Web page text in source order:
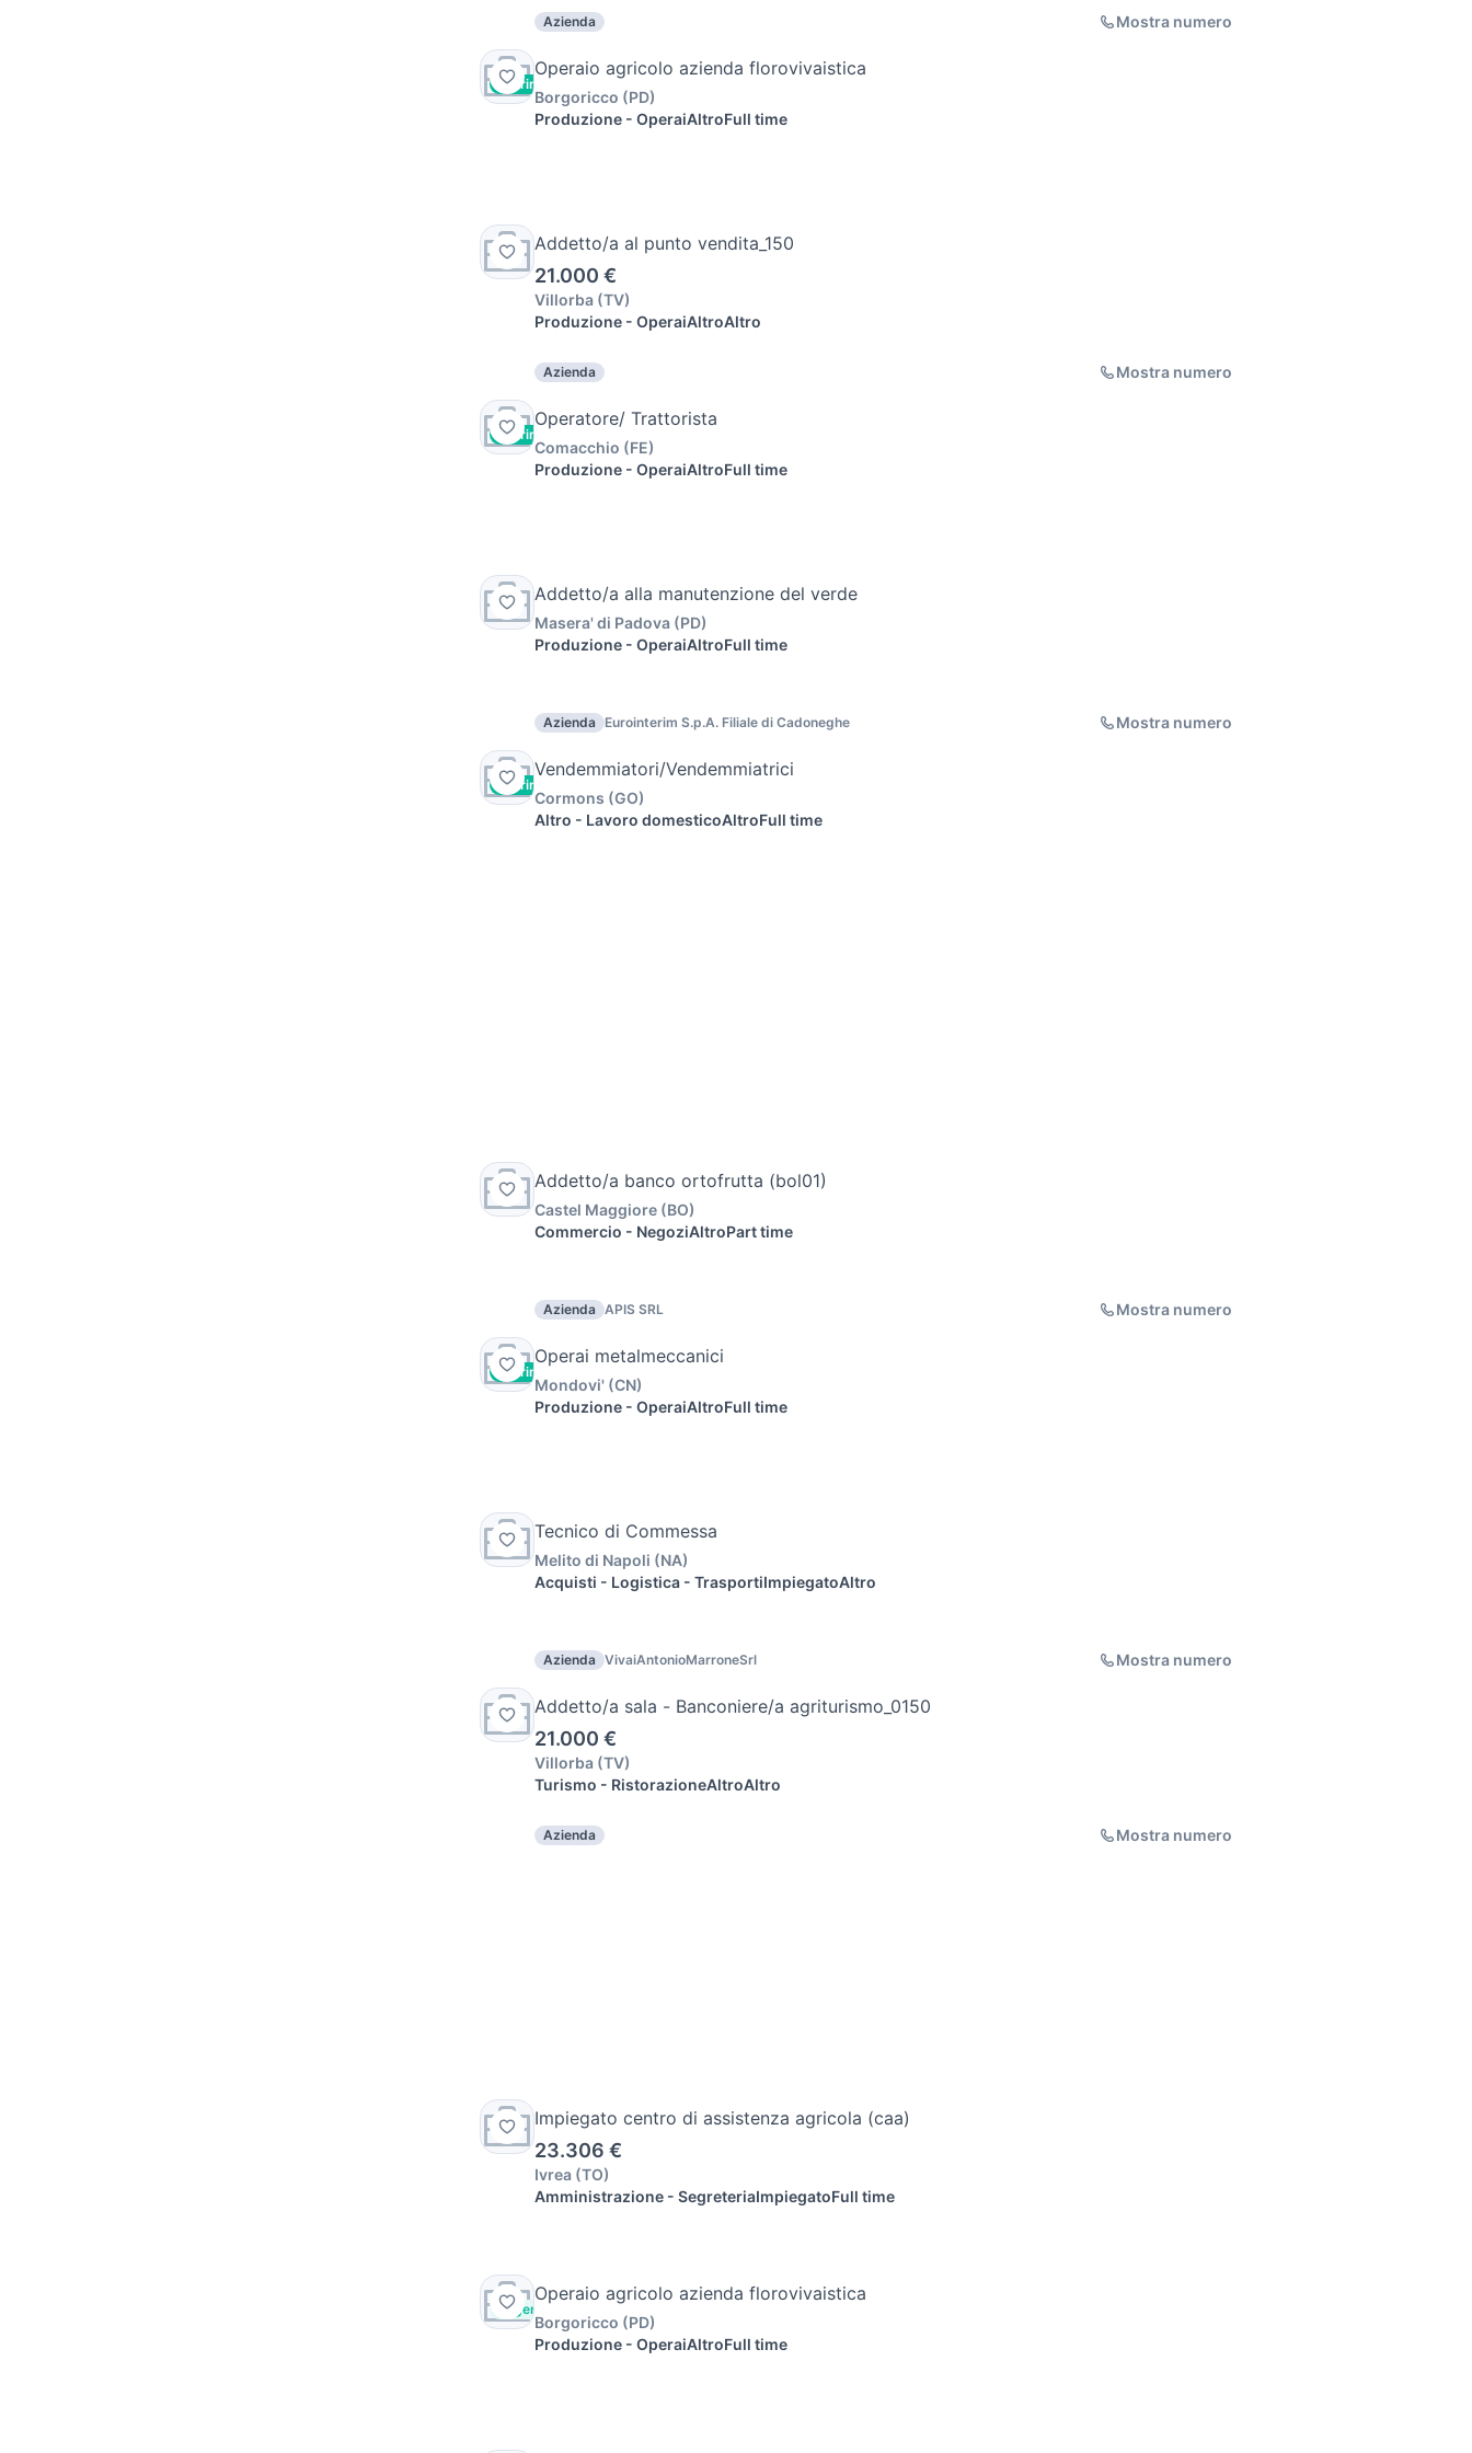
Azienda Mostra numero
Vetrina
Operaio agricolo azienda florovivaistica
Borgoricco (PD)
Produzione - OperaiAltroFull time
Addetto/a al punto vendita_150
21.000 €
Villorba (TV)
Produzione - OperaiAltroAltro
Azienda Mostra numero
Vetrina
Operatore/ Trattorista
Comacchio (FE)
Produzione - OperaiAltroFull time
Addetto/a alla manutenzione del verde
Masera' di Padova (PD)
Produzione - OperaiAltroFull time
Azienda Eurointerim S.p.A. Filiale di Cadoneghe Mostra numero
Vetrina
Vendemmiatori/Vendemmiatrici
Cormons (GO)
Altro - Lavoro domesticoAltroFull time
Addetto/a banco ortofrutta (bol01)
Castel Maggiore (BO)
Commercio - NegoziAltroPart time
Azienda APIS SRL Mostra numero
Vetrina
Operai metalmeccanici
Mondovi' (CN)
Produzione - OperaiAltroFull time
Tecnico di Commessa
Melito di Napoli (NA)
Acquisti - Logistica - TrasportiImpiegatoAltro
Azienda VivaiAntonioMarroneSrl Mostra numero
Addetto/a sala - Banconiere/a agriturismo_0150
21.000 €
Villorba (TV)
Turismo - RistorazioneAltroAltro
Azienda Mostra numero
Impiegato centro di assistenza agricola (caa)
23.306 €
Ivrea (TO)
Amministrazione - SegreteriaImpiegatoFull time
Urgente
Operaio agricolo azienda florovivaistica
Borgoricco (PD)
Produzione - OperaiAltroFull time